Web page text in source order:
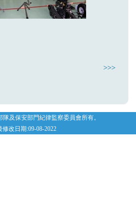
>>>
及保安部門紀律監察委員會所有。
修改日期:09-08-2022